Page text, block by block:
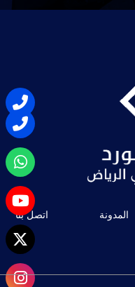
المدونة اتصل بنا